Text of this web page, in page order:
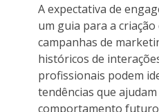
A expectativa de
um guia para a
campanhas de
históricos de
profissionais podem
tendências que
comportamento